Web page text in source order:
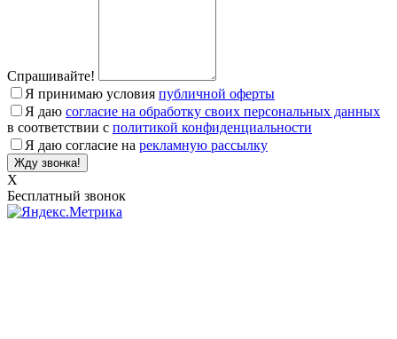
Спрашивайте!
Я принимаю условия публичной оферты
Я даю согласие на обработку своих персональных данных
в соответствии с политикой конфиденциальности
Я даю согласие на рекламную рассылку
X
Бесплатный звонок